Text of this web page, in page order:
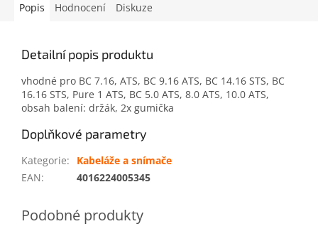
Popis Hodnocení Diskuze
Detailní popis produktu
vhodné pro BC 7.16, ATS, BC 9.16 ATS, BC 14.16 STS, BC
16.16 STS, Pure 1 ATS, BC 5.0 ATS, 8.0 ATS, 10.0 ATS,
obsah balení: držák, 2x gumička
Doplňkové parametry
Kategorie:
Kabeláže a snímače
EAN: 4016224005345